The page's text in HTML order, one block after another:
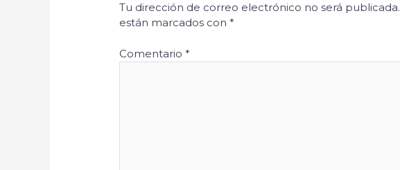
Tu dirección de correo electrónico no será publicada.
están marcados con*
Comentario*